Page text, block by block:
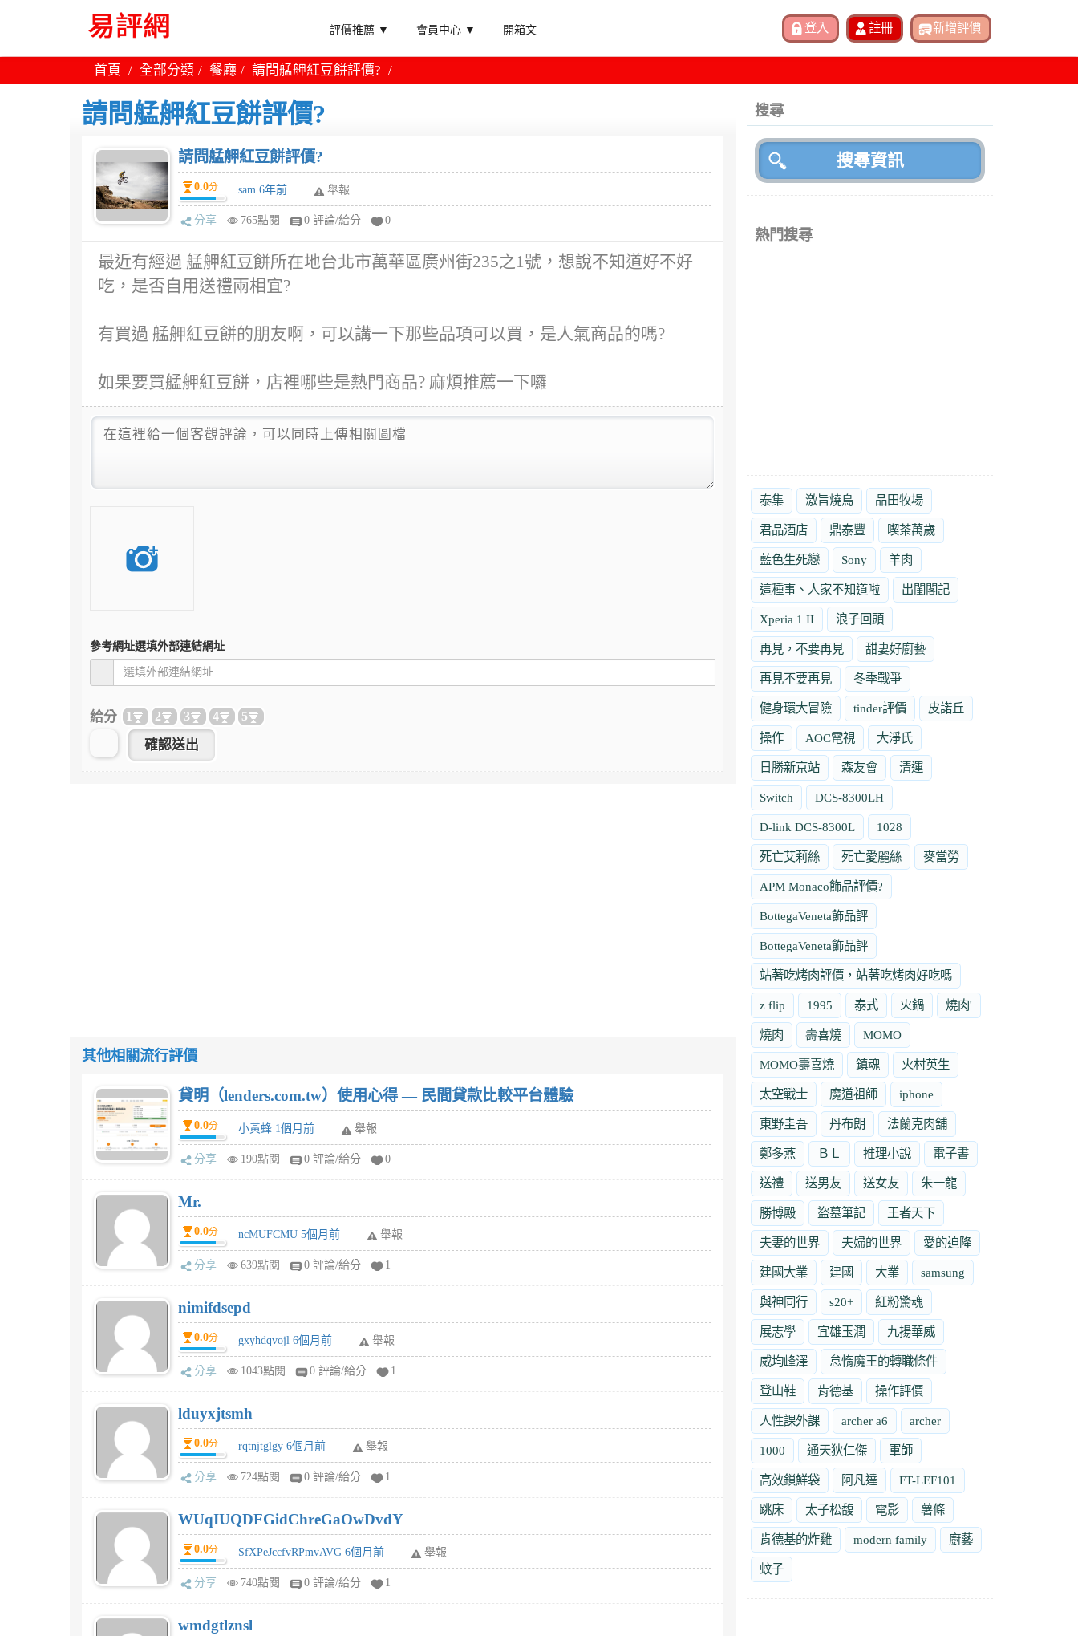
評價推薦 ▼ 會員中心 ▼ 開箱文
首頁 全部分類 餐廳 請問艋舺紅豆餅評價?
請問艋舺紅豆餅評價?
請問艋舺紅豆餅評價?
0.0分 sam 6年前 舉報
分享 765點閱 0 評論/給分 0
最近有經過 艋舺紅豆餅所在地台北市萬華區廣州街235之1號，想說不知道好不好
吃，是否自用送禮兩相宜?
有買過 艋舺紅豆餅的朋友啊，可以講一下那些品項可以買，是人氣商品的嗎?
如果要買艋舺紅豆餅，店裡哪些是熱門商品? 麻煩推薦一下囉
參考網址選填外部連結網址
給分 1 2 3 4 5
其他相關流行評價
貸明（lenders.com.tw）使用心得 — 民間貸款比較平台體驗
0.0分 小黃蜂 1個月前 舉報
分享 190點閱 0 評論/給分 0
Mr.
0.0分 ncMUFCMU 5個月前 舉報
分享 639點閱 0 評論/給分 1
nimifdsepd
0.0分 gxyhdqvojl 6個月前 舉報
分享 1043點閱 0 評論/給分 1
lduyxjtsmh
0.0分 rqtnjtglgy 6個月前 舉報
分享 724點閱 0 評論/給分 1
WUqIUQDFGidChreGaOwDvdY
0.0分 SfXPeJccfvRPmvAVG 6個月前 舉報
分享 740點閱 0 評論/給分 1
wmdgtlznsl
搜尋
熱門搜尋
泰集 激旨燒鳥 品田牧場
君品酒店 鼎泰豐 喫茶萬歲
藍色生死戀 Sony 羊肉
這種事、人家不知道啦 出閨閣記
Xperia 1 II 浪子回頭
再見，不要再見 甜妻好廚藝
再見不要再見 冬季戰爭
健身環大冒險 tinder評價 皮諾丘
操作 AOC電視 大淨氏
日勝新京站 森友會 清運
Switch DCS-8300LH
D-link DCS-8300L 1028
死亡艾莉絲 死亡愛麗絲 麥當勞
APM Monaco飾品評價?
BottegaVeneta飾品評
BottegaVeneta飾品評
站著吃烤肉評價，站著吃烤肉好吃嗎
z flip 1995 泰式 火鍋 燒肉'
燒肉 壽喜燒 MOMO
MOMO壽喜燒 鎮魂 火村英生
太空戰士 魔道祖師 iphone
東野圭吾 丹布朗 法蘭克肉舖
鄭多燕 ＢＬ 推理小說 電子書
送禮 送男友 送女友 朱一龍
勝博殿 盜墓筆記 王者天下
夫妻的世界 夫婦的世界 愛的迫降
建國大業 建國 大業 samsung
與神同行 s20+ 紅粉驚魂
展志學 宜雄玉潤 九揚華威
威均峰澤 怠惰魔王的轉職條件
登山鞋 肯德基 操作評價
人性課外課 archer a6 archer
1000 通天狄仁傑 軍師
高效鎖鮮袋 阿凡達 FT-LEF101
跳床 太子松馥 電影 薯條
肯德基的炸雞 modern family 廚藝
蚊子